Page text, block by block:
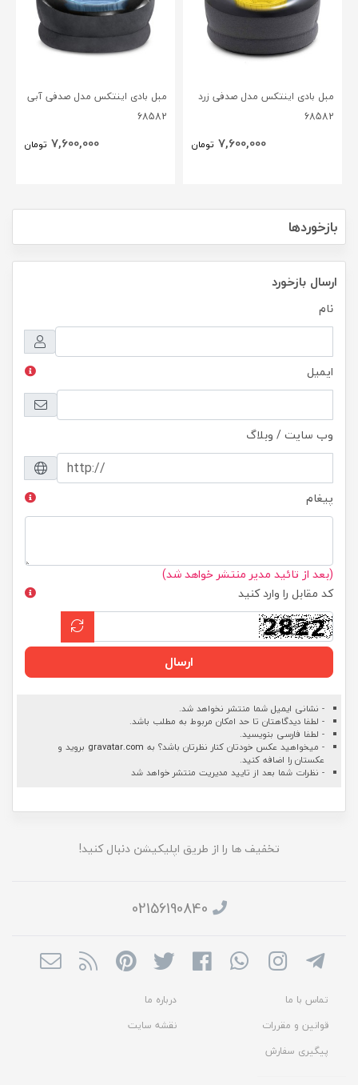
مبل بادی اینتکس مدل صدفی زرد
68582
7,600,000 تومان
مبل بادی اینتکس مدل صدفی آبی
68582
7,600,000 تومان
بازخوردها
ارسال بازخورد
نام
ایمیل
وب سایت / وبلاگ
پیغام
(بعد از تائید مدیر منتشر خواهد شد)
کد مقابل را وارد کنید
ارسال
- نشانی ایمیل شما منتشر نخواهد شد.
- لطفا دیدگاهتان تا حد امکان مربوط به مطلب باشد.
- لطفا فارسی بنویسید.
- میخواهید عکس خودتان کنار نظرتان باشد؟ به gravatar.com بروید و
عکستان را اضافه کنید.
- نظرات شما بعد از تایید مدیریت منتشر خواهد شد
تخفیف ها را از طریق اپلیکیشن دنبال کنید!
02156190840
تماس با ما
درباره ما
قوانین و مقررات
نقشه سایت
پیگیری سفارش